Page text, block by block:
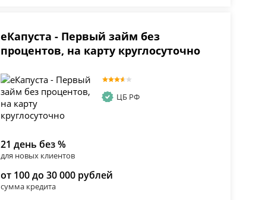
еКапуста - Первый займ без
процентов, на карту круглосуточно
ЦБ РФ
21 день без %
для новых клиентов
от 100 до 30 000 рублей
сумма кредита